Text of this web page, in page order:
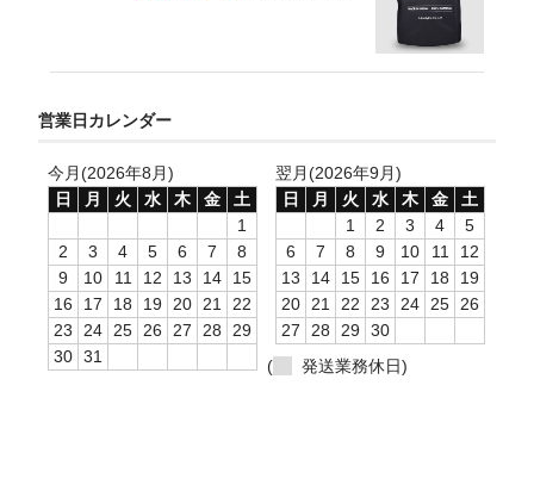
営業日カレンダー
今月(2026年8月)
日
月 火 水 木 金
土
1
2
3 4 5 6 7
8
9
10 11 12 13 14
15
16
17 18 19 20 21
22
23
24 25 26 27 28
29
30 31
翌月(2026年9月)
日
月 火 水 木 金
土
1
2 3 4
5
6
7 8 9 10 11
12
13
14 15 16 17 18
19
20
21 22 23 24 25
26
27
28 29
30
(
発送業務休日)